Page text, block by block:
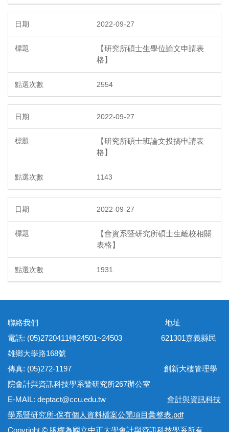
2022-09-27
【研究所碩士生學位論文申請表
格】
2554
2022-09-27
【研究所碩士班論文投搞申請表
格】
1143
2022-09-27
【會資系暨研究所碩士生離校相關
表格】
1931
聯絡我們 地址
電話: (05)2720411轉24501~24503 621301嘉義縣民
雄鄉大學路168號
傳真: (05)272-1197 創新大樓管理學
院會計與資訊科技學系暨研究所267辦公室
E-MAIL: deptact@ccu.edu.tw 會計與資訊科技
學系暨研究所-保有個人資料檔案公開項目彙整表.pdf
Copyright © 版權為國立中正大學會計與資訊科技學系所有